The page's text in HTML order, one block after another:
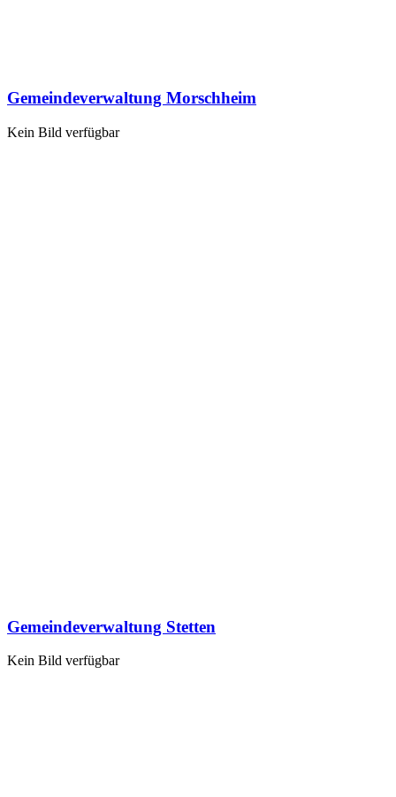
Gemeindeverwaltung Morschheim
Kein Bild verfügbar
Gemeindeverwaltung Stetten
Kein Bild verfügbar